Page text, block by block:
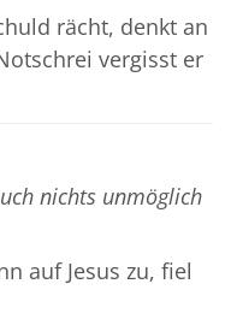
rächt, denkt an
vergisst er
nichts unmöglich
auf Jesus zu, fiel